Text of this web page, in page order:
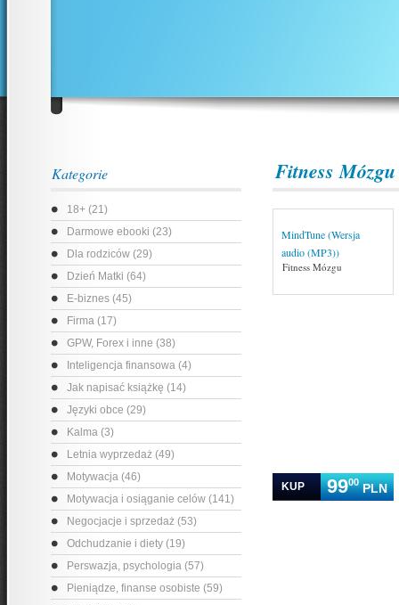
Kategorie
18+ (21)
Darmowe ebooki (23)
Dla rodziców (29)
Dzień Matki (64)
E-biznes (45)
Firma (17)
GPW, Forex i inne (38)
Inteligencja finansowa (4)
Jak napisać książkę (14)
Języki obce (29)
Kalma (3)
Letnia wyprzedaż (49)
Motywacja (46)
Motywacja i osiąganie celów (141)
Negocjacje i sprzedaż (53)
Odchudzanie i diety (19)
Perswazja, psychologia (57)
Pieniądze, finanse osobiste (59)
Fitness Mózgu
MindTune (Wersja
audio (MP3))
Fitness Mózgu
KUP 9900PLN